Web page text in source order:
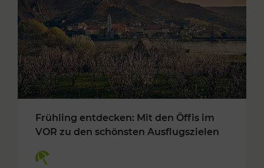
Frühling entdecken: Mit den Öffis im
VOR zu den schönsten Ausflugszielen